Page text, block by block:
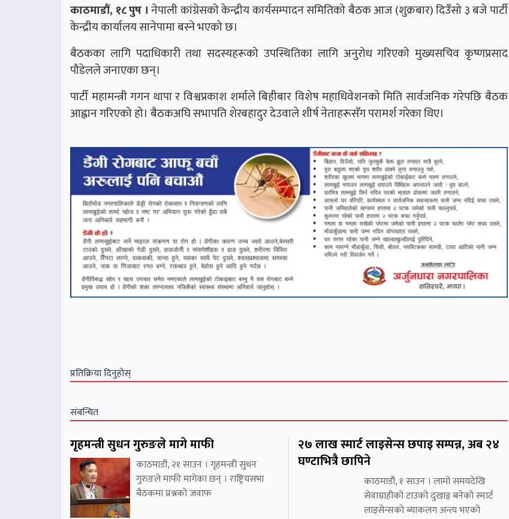
काठमाडौं, १८ पुष ।नेपाली कांग्रेसको केन्द्रीय कार्यसम्पादन समितिको बैठक आज (शुक्रबार) दिउँसो ३ बजे पार्टी
केन्द्रीय कार्यालय सानेपामा बस्ने भएको छ।
बैठकका लागि पदाधिकारी तथा सदस्यहरूको उपस्थितिका लागि अनुरोध गरिएको मुख्यसचिव कृष्णप्रसाद
पौडेलले जनाएका छन्।
पार्टी महामन्त्री गगन थापा र विश्वप्रकाश शर्माले बिहीबार विशेष महाधिवेशनको मिति सार्वजनिक गरेपछि बैठक
आह्वान गरिएको हो। बैठकअघि सभापति शेरबहादुर देउवाले शीर्ष नेताहरूसँग परामर्श गरेका थिए।
प्रतिक्रिया दिनुहोस्
संबन्धित
गृहमन्त्री सुधन गुरुङले मागे माफी
काठमाडौं, २१ साउन । गृहमन्त्री सुधन
गुरुङले माफी मागेका छन् । राष्ट्रियसभा
बैठकमा प्रश्नको जवाफ
२७ लाख स्मार्ट लाइसेन्स छपाइ सम्पन्न, अब २४
घण्टाभित्रै छापिने
काठमाडौं, १ साउन । लामो समयदेखि
सेवाग्राहीको टाउको दुखाइ बनेको स्मार्ट
लाइसेन्सको ब्याकलग अन्त्य भएको